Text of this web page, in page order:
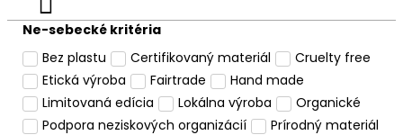
Ne-sebecké kritéria
Bez plastu
Certifikovaný materiál
Cruelty free
Etická výroba
Fairtrade
Hand made
Limitovaná edícia
Lokálna výroba
Organické
Podpora neziskových organizácií
Prírodný materiál